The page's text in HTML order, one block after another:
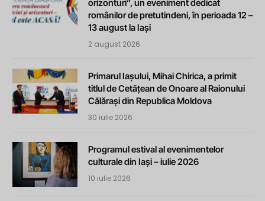
orizonturi”, un eveniment dedicat
românilor de pretutindeni, în perioada 12 –
13 august la Iași
2 august 2026
Primarul Iașului, Mihai Chirica, a primit
titlul de Cetățean de Onoare al Raionului
Călărași din Republica Moldova
30 iulie 2026
Programul estival al evenimentelor
culturale din Iași – iulie 2026
10 iulie 2026